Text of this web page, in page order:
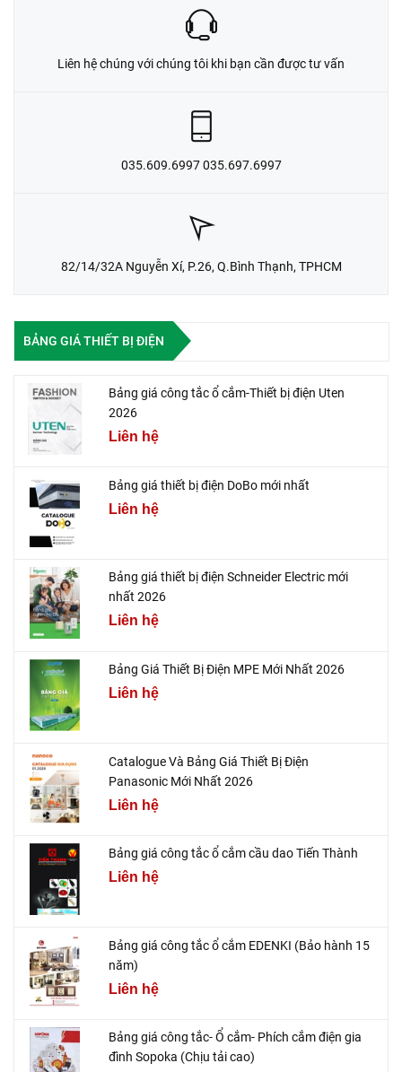
Liên hệ chúng với chúng tôi khi bạn cần được tư vấn
035.609.6997 035.697.6997
82/14/32A Nguyễn Xí, P.26, Q.Bình Thạnh, TPHCM
BẢNG GIÁ THIẾT BỊ ĐIỆN
Bảng giá công tắc ổ cắm-Thiết bị điện Uten
2026
Liên hệ
Bảng giá thiết bị điện DoBo mới nhất
Liên hệ
Bảng giá thiết bị điện Schneider Electric mới
nhất 2026
Liên hệ
Bảng Giá Thiết Bị Điện MPE Mới Nhất 2026
Liên hệ
Catalogue Và Bảng Giá Thiết Bị Điện
Panasonic Mới Nhất 2026
Liên hệ
Bảng giá công tắc ổ cắm cầu dao Tiến Thành
Liên hệ
Bảng giá công tắc ổ cắm EDENKI (Bảo hành 15
năm)
Liên hệ
Bảng giá công tắc- Ổ cắm- Phích cắm điện gia
đình Sopoka (Chịu tải cao)